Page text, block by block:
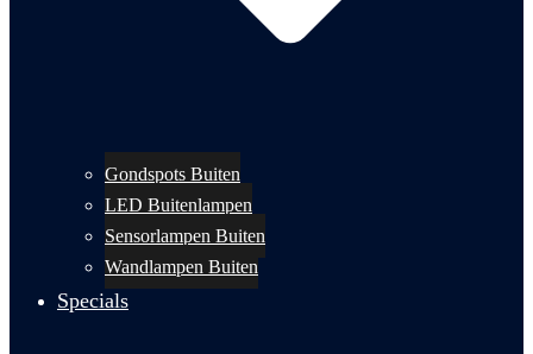
Gondspots Buiten
LED Buitenlampen
Sensorlampen Buiten
Wandlampen Buiten
Specials